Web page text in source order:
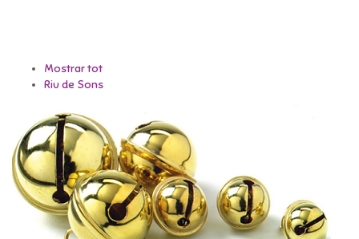
Mostrar tot
Riu de Sons